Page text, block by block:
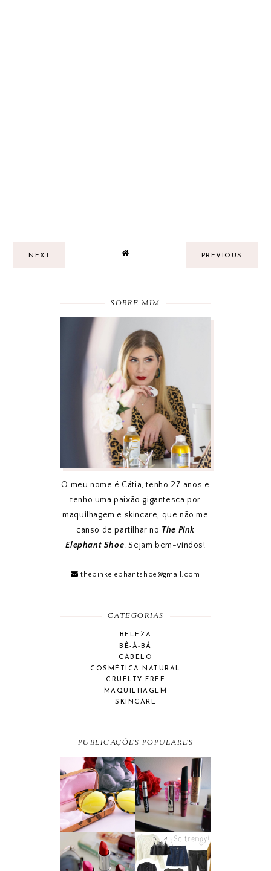
NEXT PREVIOUS
SOBRE MIM
O meu nome é Cátia, tenho 27 anos e
tenho uma paixão gigantesca por
maquilhagem e skincare, que não me
canso de partilhar no The Pink
Elephant Shoe. Sejam bem-vindos!
thepinkelephantshoe@gmail.com
CATEGORIAS
BELEZA
BÊ-À-BÁ
CABELO
COSMÉTICA NATURAL
CRUELTY FREE
MAQUILHAGEM
SKINCARE
PUBLICAÇÕES POPULARES
SUMMER
ESSENTIAL
BEAUTY
FAVORITES
A MAYBELLINE
MOST WANTED